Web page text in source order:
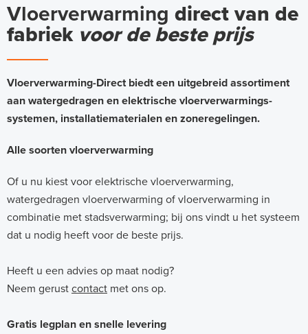
Vloerverwarming direct van de
fabriek voor de beste prijs
Vloerverwarming-Direct biedt een uitgebreid assortiment
aan watergedragen en elektrische vloerverwarmings-
systemen, installatiematerialen en zoneregelingen.
Alle soorten vloerverwarming
Of u nu kiest voor elektrische vloerverwarming,
watergedragen vloerverwarming of vloerverwarming in
combinatie met stadsverwarming; bij ons vindt u het systeem
dat u nodig heeft voor de beste prijs.
Heeft u een advies op maat nodig?
Neem gerust contact met ons op.
Gratis legplan en snelle levering